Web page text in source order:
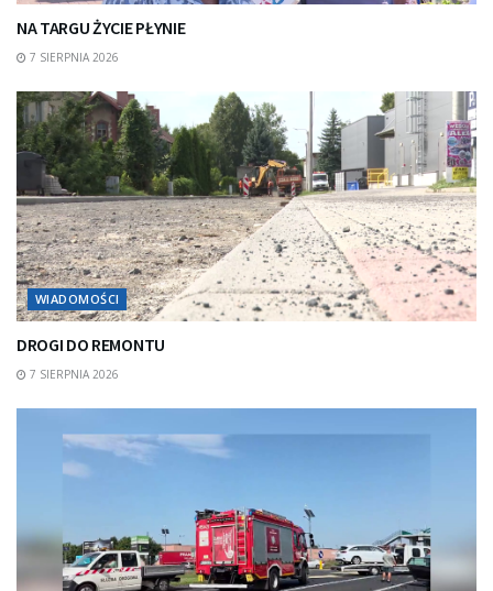
NA TARGU ŻYCIE PŁYNIE
7 SIERPNIA 2026
WIADOMOŚCI
DROGI DO REMONTU
7 SIERPNIA 2026